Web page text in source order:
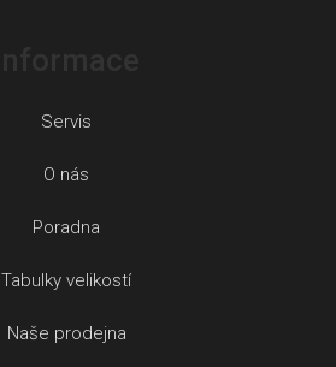
Servis
O nás
Poradna
Tabulky velikostí
Naše prodejna